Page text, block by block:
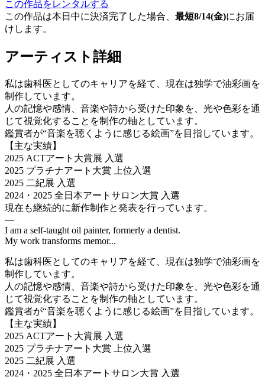
この作品をレンタルする
この作品は本日中に決済完了した場合、 最短8/14(金)にお届
けします。
アーティスト詳細
私は歯科医としてのキャリアを経て、現在は独学で油彩画を
制作しています。
人の記憶や感情、音楽や詩から受けた印象を、光や色彩を通
じて視覚化することを制作の軸としています。
鑑賞者が“音楽を聴くように感じる絵画”を目指しています。
【主な実績】
2025 ACTアート大賞展 入選
2025 プラチナアート大賞 上位入選
2025 二紀展 入選
2024・2025 全日本アートサロン大賞 入選
現在も継続的に新作制作と発表を行っています。
—
I am a self-taught oil painter, formerly a dentist.
My work transforms memor...
私は歯科医としてのキャリアを経て、現在は独学で油彩画を
制作しています。
人の記憶や感情、音楽や詩から受けた印象を、光や色彩を通
じて視覚化することを制作の軸としています。
鑑賞者が“音楽を聴くように感じる絵画”を目指しています。
【主な実績】
2025 ACTアート大賞展 入選
2025 プラチナアート大賞 上位入選
2025 二紀展 入選
2024・2025 全日本アートサロン大賞 入選